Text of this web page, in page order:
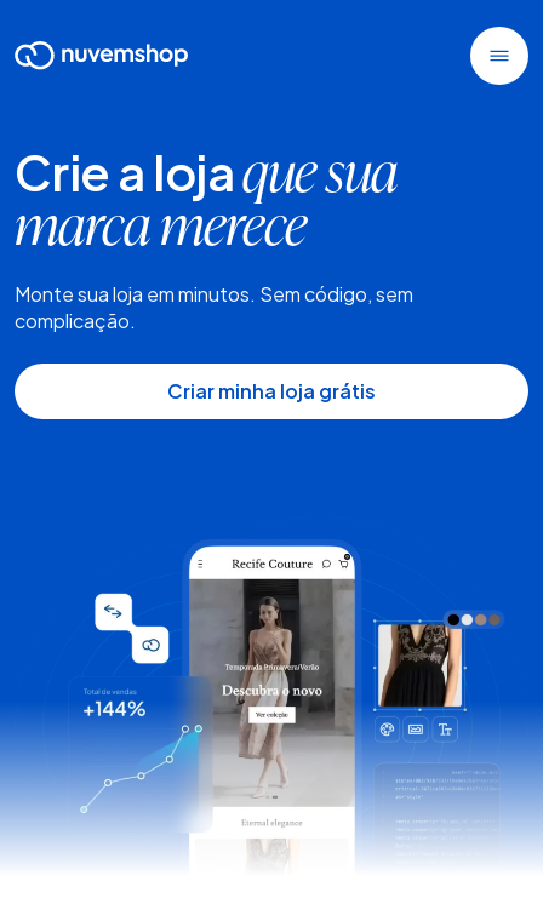
Crie a lojaque sua
marca merece
Monte sua loja em minutos. Sem código, sem
complicação.
Criar minha loja grátis